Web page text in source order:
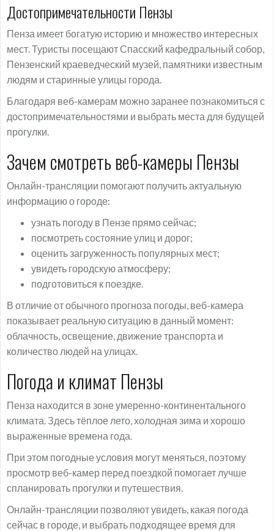
Достопримечательности Пензы
Пенза имеет богатую историю и множество интересных
мест. Туристы посещают Спасский кафедральный собор,
Пензенский краеведческий музей, памятники известным
людям и старинные улицы города.
Благодаря веб-камерам можно заранее познакомиться с
достопримечательностями и выбрать места для будущей
прогулки.
Зачем смотреть веб-камеры Пензы
Онлайн-трансляции помогают получить актуальную
информацию о городе:
узнать погоду в Пензе прямо сейчас;
посмотреть состояние улиц и дорог;
оценить загруженность популярных мест;
увидеть городскую атмосферу;
подготовиться к поездке.
В отличие от обычного прогноза погоды, веб-камера
показывает реальную ситуацию в данный момент:
облачность, освещение, движение транспорта и
количество людей на улицах.
Погода и климат Пензы
Пенза находится в зоне умеренно-континентального
климата. Здесь тёплое лето, холодная зима и хорошо
выраженные времена года.
При этом погодные условия могут меняться, поэтому
просмотр веб-камер перед поездкой помогает лучше
спланировать прогулки и путешествия.
Онлайн-трансляции позволяют увидеть, какая погода
сейчас в городе, и выбрать подходящее время для